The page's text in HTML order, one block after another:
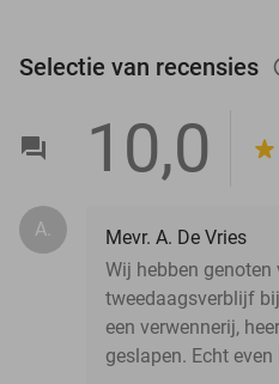
Selectie van recensies
10,0
A.
Mevr. A. De Vries
Wij hebben genoten
tweedaagsverblijf
een verwennerij,
geslapen. Echt